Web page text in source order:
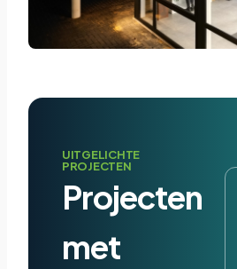
UITGELICHTE
PROJECTEN
Projecten
met